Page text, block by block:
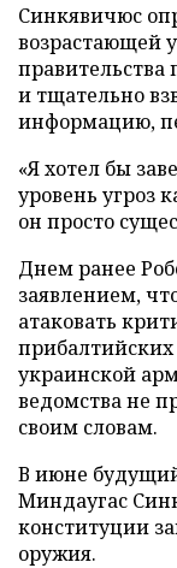
Синкявичюс
возрастающей
правительства
и тщательно
информацию,
«Я хотел бы
уровень угроз
он просто
Днем ранее
заявлением,
атаковать
прибалтийских
украинской
ведомства не
своим словам.
В июне
Миндаугас
конституции
оружия.